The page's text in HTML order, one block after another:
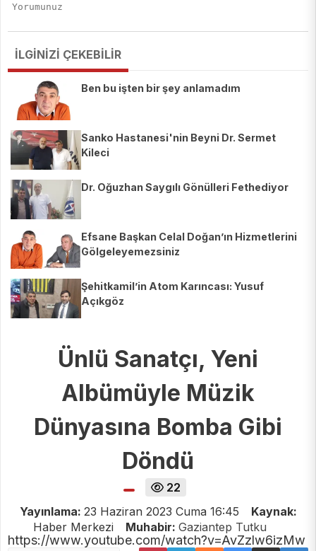
İLGİNİZİ ÇEKEBİLİR
Ben bu işten bir şey anlamadım
Sanko Hastanesi'nin Beyni Dr. Sermet
Kileci
Dr. Oğuzhan Saygılı Gönülleri Fethediyor
Efsane Başkan Celal Doğan’ın Hizmetlerini
Gölgeleyemezsiniz
Şehitkamil’in Atom Karıncası: Yusuf
Açıkgöz
Ünlü Sanatçı, Yeni
Albümüyle Müzik
Dünyasına Bomba Gibi
Döndü
22
Yayınlama: 23 Haziran 2023 Cuma 16:45
Kaynak:
Haber Merkezi
Muhabir: Gaziantep Tutku
https://www.youtube.com/watch?v=AvZzlw6izMw